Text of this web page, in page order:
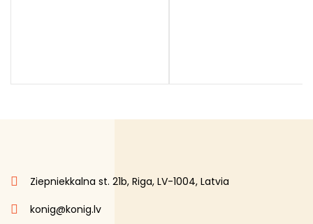
Ziepniekkalna st. 21b, Riga, LV-1004, Latvia
konig@konig.lv